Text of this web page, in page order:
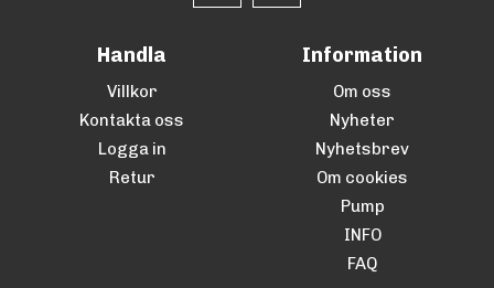
Handla
Villkor
Kontakta oss
Logga in
Retur
Information
Om oss
Nyheter
Nyhetsbrev
Om cookies
Pump
INFO
FAQ